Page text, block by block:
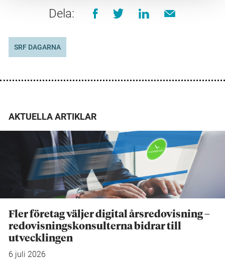
Dela:
SRF DAGARNA
AKTUELLA ARTIKLAR
Fler företag väljer digital årsredovisning –
redovisningskonsulterna bidrar till
utvecklingen
6 juli 2026